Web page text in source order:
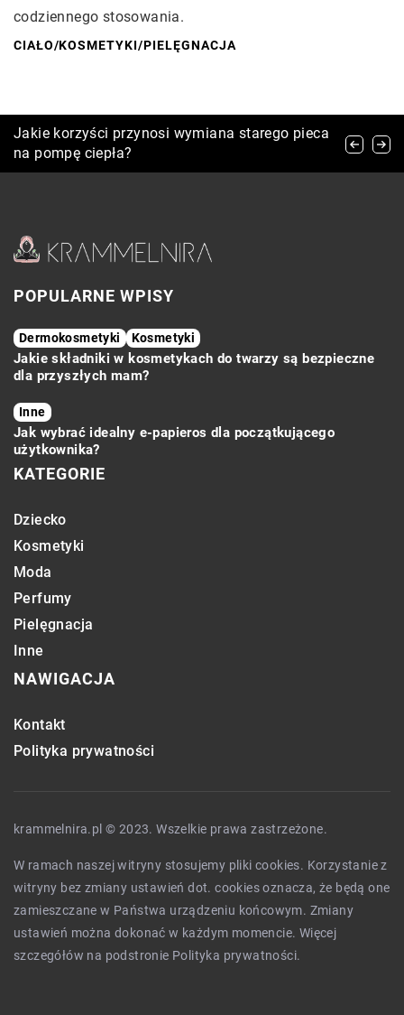
codziennego stosowania.
CIAŁO/KOSMETYKI/PIELĘGNACJA
Jak wybrać idealne buty ślubne, które połączą
styl i komfort?
Jakie korzyści przynosi wymiana starego pieca
na pompę ciepła?
Urokliwe Domki Letniskowe na Idealny
Wypoczynek w Otoczeniu Natury
POPULARNE WPISY
Dermokosmetyki Kosmetyki
Jakie składniki w kosmetykach do twarzy są bezpieczne
dla przyszłych mam?
Inne
Jak wybrać idealny e-papieros dla początkującego
użytkownika?
KATEGORIE
Dziecko
Kosmetyki
Moda
Perfumy
Pielęgnacja
Inne
NAWIGACJA
Kontakt
Polityka prywatności
krammelnira.pl © 2023. Wszelkie prawa zastrzeżone.
W ramach naszej witryny stosujemy pliki cookies. Korzystanie z
witryny bez zmiany ustawień dot. cookies oznacza, że będą one
zamieszczane w Państwa urządzeniu końcowym. Zmiany
ustawień można dokonać w każdym momencie. Więcej
szczegółów na podstronie Polityka prywatności.